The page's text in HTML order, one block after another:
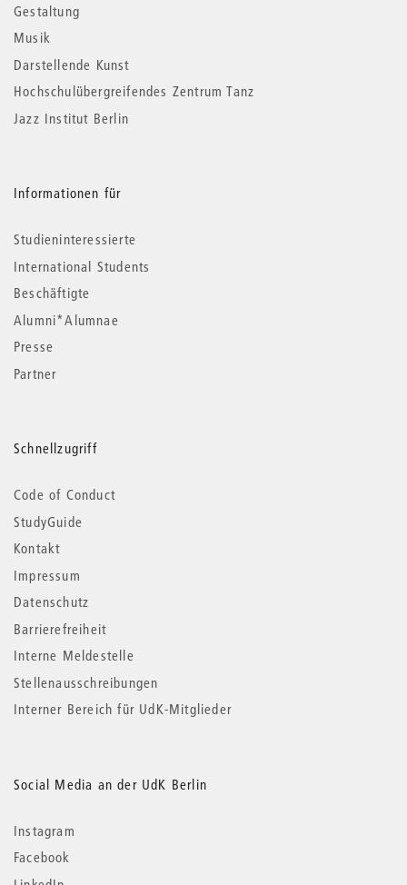
Gestaltung
Musik
Darstellende Kunst
Hochschulübergreifendes Zentrum Tanz
Jazz Institut Berlin
Informationen für
Studieninteressierte
International Students
Beschäftigte
Alumni*Alumnae
Presse
Partner
Schnellzugriff
Code of Conduct
StudyGuide
Kontakt
Impressum
Datenschutz
Barrierefreiheit
Interne Meldestelle
Stellenausschreibungen
Interner Bereich für UdK-Mitglieder
Social Media an der UdK Berlin
Instagram
Facebook